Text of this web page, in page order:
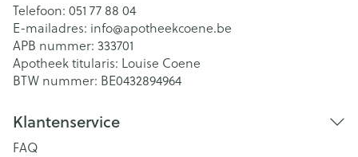
Telefoon: 051 77 88 04
E-mailadres: info@apotheekcoene.be
APB nummer: 333701
Apotheek titularis: Louise Coene
BTW nummer: BE0432894964
Klantenservice
FAQ